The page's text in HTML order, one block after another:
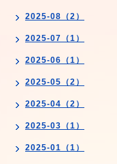
2025-08（2）
2025-07（1）
2025-06（1）
2025-05（2）
2025-04（2）
2025-03（1）
2025-01（1）